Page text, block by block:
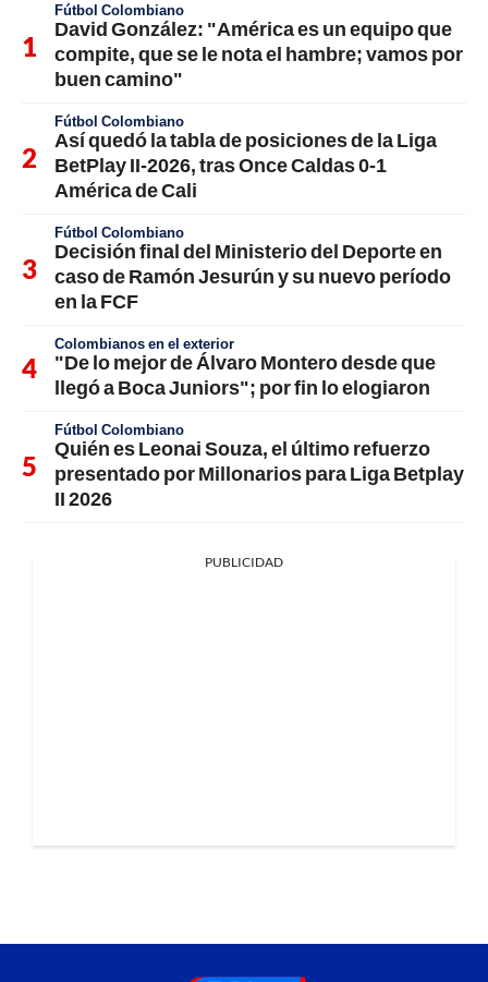
Fútbol Colombiano
David González: "América es un equipo que
compite, que se le nota el hambre; vamos por
buen camino"
Fútbol Colombiano
Así quedó la tabla de posiciones de la Liga
BetPlay II-2026, tras Once Caldas 0-1
América de Cali
Fútbol Colombiano
Decisión final del Ministerio del Deporte en
caso de Ramón Jesurún y su nuevo período
en la FCF
Colombianos en el exterior
"De lo mejor de Álvaro Montero desde que
llegó a Boca Juniors"; por fin lo elogiaron
Fútbol Colombiano
Quién es Leonai Souza, el último refuerzo
presentado por Millonarios para Liga Betplay
II 2026
PUBLICIDAD